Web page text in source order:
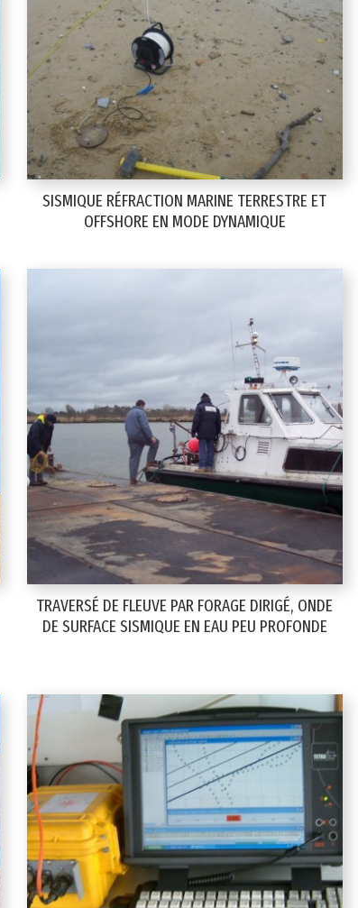
SISMIQUE RÉFRACTION MARINE TERRESTRE ET
OFFSHORE EN MODE DYNAMIQUE
TRAVERSÉ DE FLEUVE PAR FORAGE DIRIGÉ, ONDE
DE SURFACE SISMIQUE EN EAU PEU PROFONDE